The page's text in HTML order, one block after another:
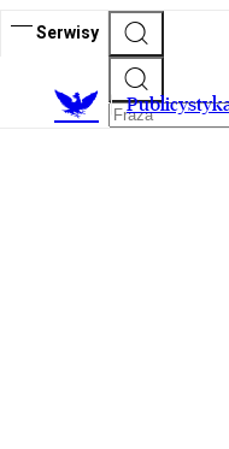
Serwisy